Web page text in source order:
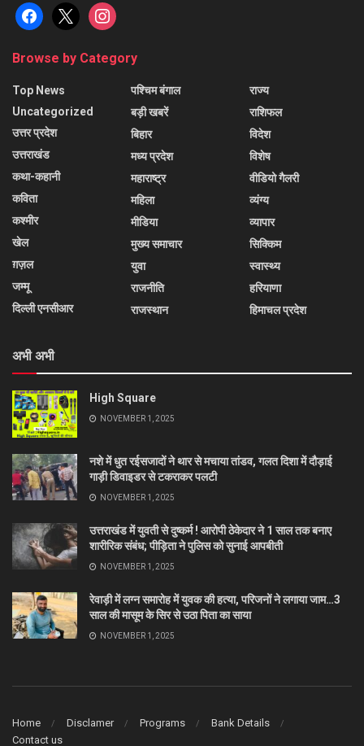
facebook
x instagram
Browse by Category
Top News
Uncategorized
उत्तर प्रदेश
उत्तराखंड
कथा-कहानी
कविता
कश्मीर
खेल
ग़ज़ल
जम्मू
दिल्ली एनसीआर
पश्चिम बंगाल
बड़ी खबरें
बिहार
मध्य प्रदेश
महाराष्ट्र
महिला
मीडिया
मुख्य समाचार
युवा
राजनीति
राजस्थान
राज्य
राशिफल
विदेश
विशेष
वीडियो गैलरी
व्यंग्य
व्यापार
सिक्किम
स्वास्थ्य
हरियाणा
हिमाचल प्रदेश
अभी अभी
High Square
NOVEMBER 1, 2025
नशे में धुत रईसजादों ने थार से मचाया तांडव, गलत दिशा में दौड़ाई
गाड़ी डिवाइडर से टकराकर पलटी
NOVEMBER 1, 2025
उत्तराखंड में युवती से दुष्कर्म ! आरोपी ठेकेदार ने 1 साल तक बनाए
शारीरिक संबंध; पीड़िता ने पुलिस को सुनाई आपबीती
NOVEMBER 1, 2025
रेवाड़ी में लग्न समारोह में युवक की हत्या, परिजनों ने लगाया जाम…3
साल की मासूम के सिर से उठा पिता का साया
NOVEMBER 1, 2025
Home Disclamer Programs
Bank Details
Contact us